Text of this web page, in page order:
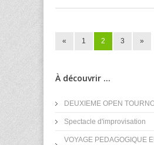
« 1 2 3 »
À découvrir ...
DEUXIEME OPEN
Spectacle d'improvisation
VOYAGE PEDAGOGIQUE